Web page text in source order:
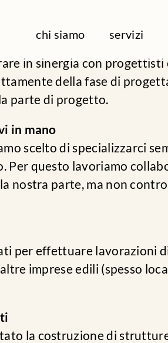
chi siamo servizi
in sinergia con
della fase di
parte di progetto.
in mano
scelto di specializzarci
Per questo lavoriamo
nostra parte, ma non
per effettuare lavorazioni
imprese edili (spesso
la costruzione di